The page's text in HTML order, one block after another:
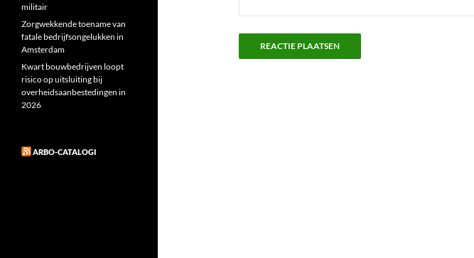
militair
Zorgwekkende toename van
fatale bedrijfsongelukken in
Amsterdam
Kwart bouwbedrijven loopt
risico op uitsluiting bij
overheidsaanbestedingen in
2026
ARBO-CATALOGI